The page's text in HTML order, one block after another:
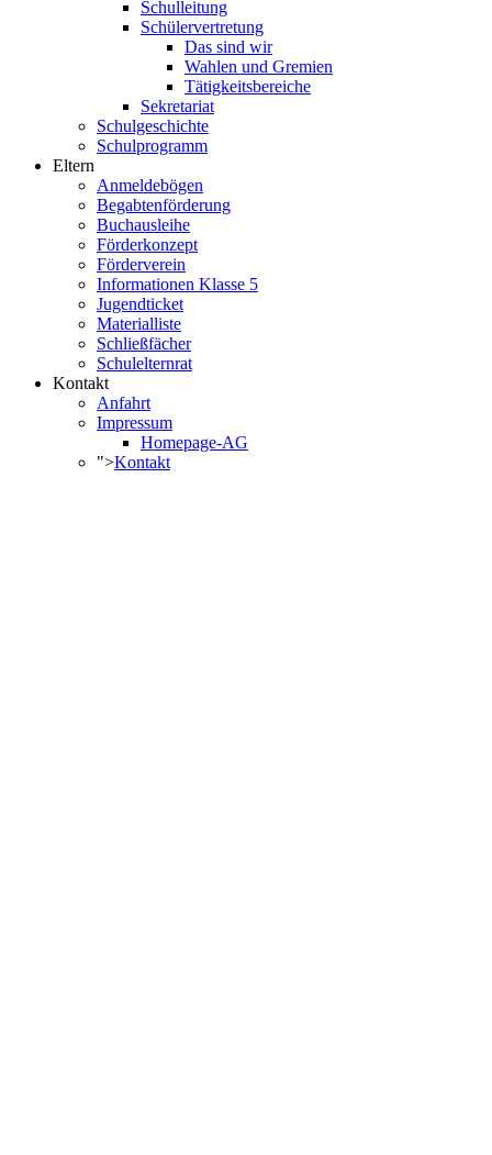
Schulleitung
Schülervertretung
Das sind wir
Wahlen und Gremien
Tätigkeitsbereiche
Sekretariat
Schulgeschichte
Schulprogramm
Eltern
Anmeldebögen
Begabtenförderung
Buchausleihe
Förderkonzept
Förderverein
Informationen Klasse 5
Jugendticket
Materialliste
Schließfächer
Schulelternrat
Kontakt
Anfahrt
Impressum
Homepage-AG
">Kontakt